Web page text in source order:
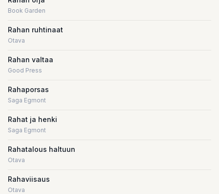
Book Garden
Rahan ruhtinaat
Otava
Rahan valtaa
Good Press
Rahaporsas
Saga Egmont
Rahat ja henki
Saga Egmont
Rahatalous haltuun
Otava
Rahaviisaus
Otava